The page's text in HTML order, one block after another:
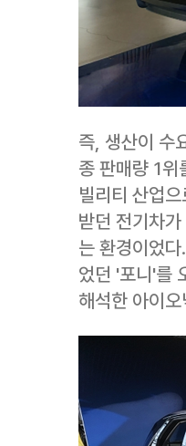
즉, 생산이 수
종 판매량 1위
빌리티 산업
받던 전기차
는 환경이었
었던 '포니'를
해석한 아이